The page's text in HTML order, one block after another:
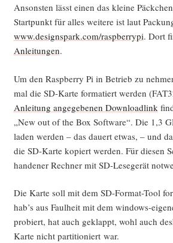
Ansons­ten lässt einen das klei­ne
Start­punkt für alles wei­te­re ist laut
www.designspark.com/raspberrypi. Dort
Anlei­tun­gen.
Um den Raspber­ry Pi in Betrieb zu
mal die SD-Kar­te for­ma­tiert wer­den
Anlei­tung ange­ge­be­nen Down­load­link
„New out of the Box Soft­ware“. Die 1,3
la­den wer­den – das dau­ert etwas, – und
die SD-Kar­te kopiert wer­den. Für die­sen
han­de­ner Rech­ner mit SD-Lese­ge­rät
Die Kar­te soll mit dem SD-For­mat-Tool
hab’s aus Faul­heit mit dem win­dows-
pro­biert, hat auch geklappt, wohl auch
Kar­te nicht par­ti­tio­niert war.